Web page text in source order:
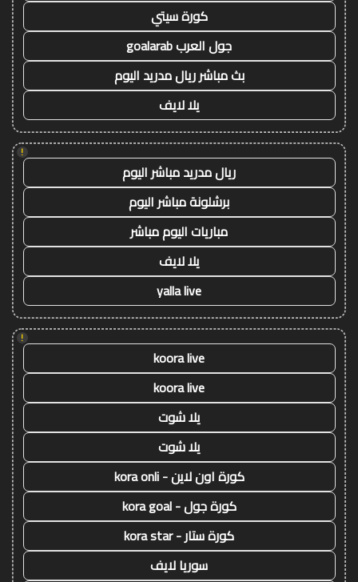
كورة سيتي
جول العرب goalarab
بث مباشر ريال مدريد اليوم
يلا لايف
!
ريال مدريد مباشر اليوم
برشلونة مباشر اليوم
مباريات اليوم مباشر
يلا لايف
yalla live
!
koora live
koora live
يلا شوت
يلا شوت
كورة اون لاين - kora onli
كورة جول - kora goal
كورة ستار - kora star
سوريا لايف